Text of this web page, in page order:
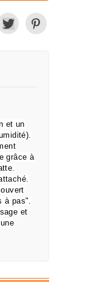
et un
grâce à
à pas".
et